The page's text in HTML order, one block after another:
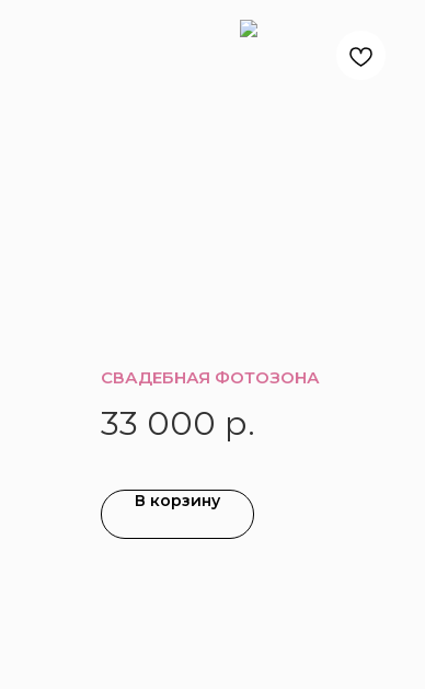
СВАДЕБНАЯ ФОТОЗОНА
33 000 р.
В корзину